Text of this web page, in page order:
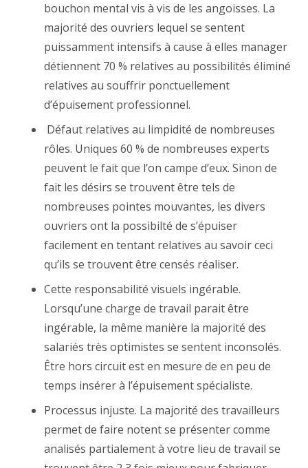
bouchon mental vis à vis de les angoisses. La
majorité des ouvriers lequel se sentent
puissamment intensifs à cause à elles manager
détiennent 70 % relatives au possibilités éliminé
relatives au souffrir ponctuellement
d’épuisement professionnel.
Défaut relatives au limpidité de nombreuses
rôles. Uniques 60 % de nombreuses experts
peuvent le fait que l’on campe d’eux. Sinon de
fait les désirs se trouvent être tels de
nombreuses pointes mouvantes, les divers
ouvriers ont la possibilté de s’épuiser
facilement en tentant relatives au savoir ceci
qu’ils se trouvent être censés réaliser.
Cette responsabilité visuels ingérable.
Lorsqu’une charge de travail parait être
ingérable, la même manière la majorité des
salariés très optimistes se sentent inconsolés.
Être hors circuit est en mesure de en peu de
temps insérer à l’épuisement spécialiste.
Processus injuste. La majorité des travailleurs
permet de faire notent se présenter comme
analisés partialement à votre lieu de travail se